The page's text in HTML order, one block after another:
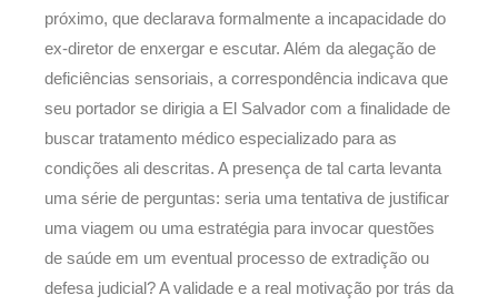
próximo, que declarava formalmente a incapacidade do
ex-diretor de enxergar e escutar. Além da alegação de
deficiências sensoriais, a correspondência indicava que
seu portador se dirigia a El Salvador com a finalidade de
buscar tratamento médico especializado para as
condições ali descritas. A presença de tal carta levanta
uma série de perguntas: seria uma tentativa de justificar
uma viagem ou uma estratégia para invocar questões
de saúde em um eventual processo de extradição ou
defesa judicial? A validade e a real motivação por trás da